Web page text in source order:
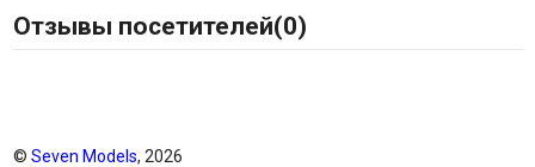
Отзывы посетителей(0)
© Seven Models, 2026